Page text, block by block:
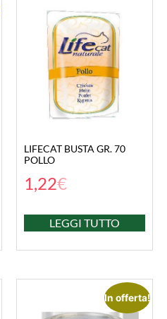
LIFECAT BUSTA GR. 70
POLLO
1,22€
LEGGI TUTTO
In offerta!